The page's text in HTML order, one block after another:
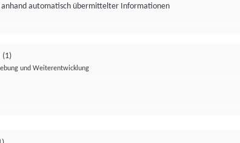
automatisch übermittelter Informationen
(1)
und Weiterentwicklung